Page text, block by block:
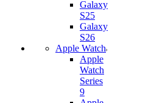
Galaxy
S25
Galaxy
S26
Apple Watch
Apple
Watch
Series
9